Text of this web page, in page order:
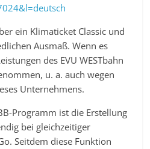
ein Klimaticket Classic und
Ausmaß. Wenn es
des EVU WESTbahn
u. a. auch wegen
Unternehmens.
Programm ist die Erstellung
bei gleichzeitiger
Seitdem diese Funktion